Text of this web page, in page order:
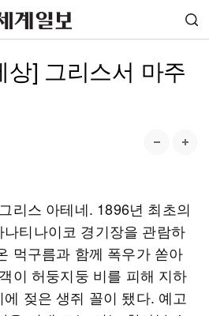
] 그리스서 마주
리스 아테네. 1896년 최초의
티나이코 경기장을 관람하
먹구름과 함께 폭우가 쏟아
이 허둥지둥 비를 피해 지하
젖은 생쥐 꼴이 됐다. 예고